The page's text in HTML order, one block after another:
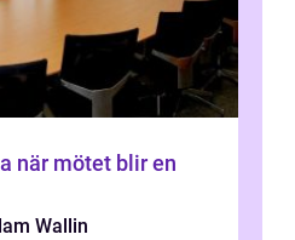
Wallin